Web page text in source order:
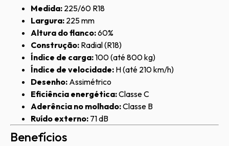
Medida: 225/60 R18
Largura: 225 mm
Altura do flanco:60%
Construção: Radial (R18)
Índice de carga:100 (até 800 kg)
Índice de velocidade: H (até 210 km/h)
Desenho: Assimétrico
Eficiência energética:Classe C
Aderência no molhado:Classe B
Ruído externo: 71 dB
Benefícios